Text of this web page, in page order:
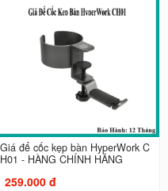
Giá để cốc kẹp bàn HyperWork C
H01 - HÀNG CHÍNH HÃNG
259.000 đ